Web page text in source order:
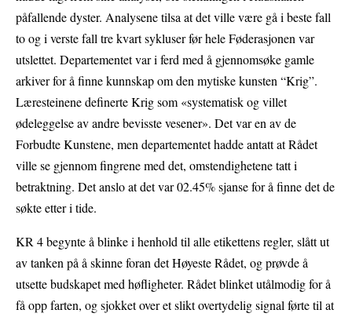
påfallende dyster. Analysene tilsa at det ville være gå i beste fall
to og i verste fall tre kvart sykluser før hele Føderasjonen var
utslettet. Departementet var i ferd med å gjennomsøke gamle
arkiver for å finne kunnskap om den mytiske kunsten “Krig”.
Læresteinene definerte Krig som «systematisk og villet
ødeleggelse av andre bevisste vesener». Det var en av de
Forbudte Kunstene, men departementet hadde antatt at Rådet
ville se gjennom fingrene med det, omstendighetene tatt i
betraktning. Det anslo at det var 02.45% sjanse for å finne det de
søkte etter i tide.
KR 4 begynte å blinke i henhold til alle etikettens regler, slått ut
av tanken på å skinne foran det Høyeste Rådet, og prøvde å
utsette budskapet med høfligheter. Rådet blinket utålmodig for å
få opp farten, og sjokket over et slikt overtydelig signal førte til at